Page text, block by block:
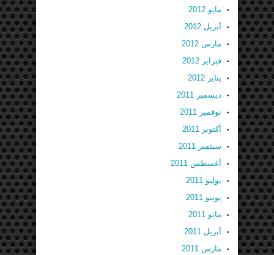
مايو 2012
أبريل 2012
مارس 2012
فبراير 2012
يناير 2012
ديسمبر 2011
نوفمبر 2011
أكتوبر 2011
سبتمبر 2011
أغسطس 2011
يوليو 2011
يونيو 2011
مايو 2011
أبريل 2011
مارس 2011